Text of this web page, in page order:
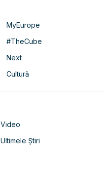
MyEurope
#TheCube
Next
Cultură
Video
Ultimele Știri